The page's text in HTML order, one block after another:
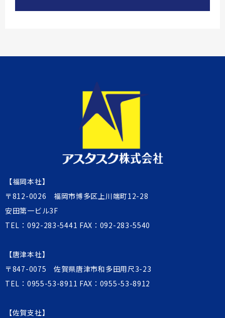
【福岡本社】
〒812-0026 福岡市博多区上川端町12-28
安田第一ビル3F
TEL： 092-283-5441 FAX：092-283-5540
【唐津本社】
〒847-0075 佐賀県唐津市和多田用尺3-23
TEL： 0955-53-8911 FAX：0955-53-8912
【佐賀支社】